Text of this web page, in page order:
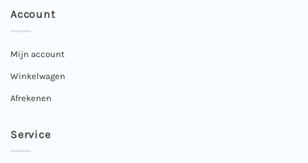
Account
Mijn account
Winkelwagen
Afrekenen
Service